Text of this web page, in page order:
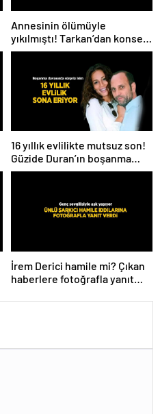
Annesinin ölümüyle
yıkılmıştı! Tarkan’dan konser
paylaşımı
16 yıllık evlilikte mutsuz son!
Güzide Duran’ın boşanma
davasında sürpriz isim tanık
İrem Derici hamile mi? Çıkan
haberlere fotoğrafla yanıt